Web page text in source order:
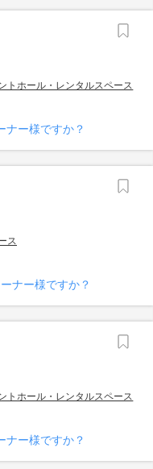
トホール・レンタルスペース
ナー様ですか？
ス
ナー様ですか？
トホール・レンタルスペース
ナー様ですか？